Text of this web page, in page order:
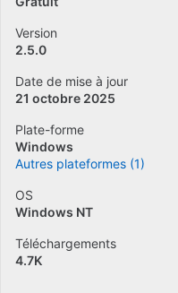
Version
2.5.0
Date de mise à jour
21 octobre 2025
Plate-forme
Windows
Autres plateformes (1)
OS
Windows NT
Téléchargements
4.7K